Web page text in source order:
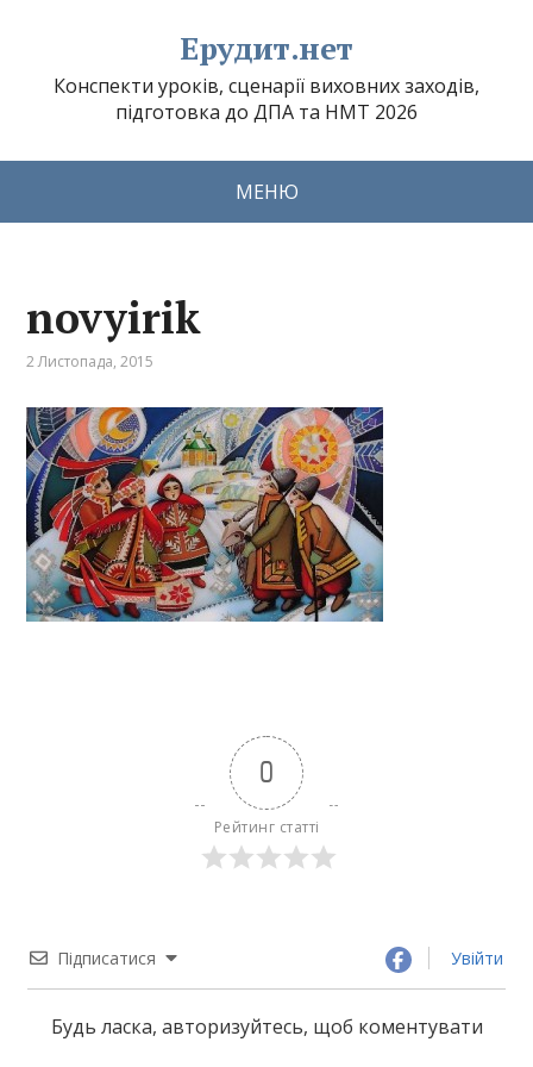
Ерудит.нет
Конспекти уроків, сценарії виховних заходів,
підготовка до ДПА та НМТ 2026
МЕНЮ
novyirik
2 Листопада, 2015
0
Рейтинг статті
Підписатися Увійти
Будь ласка, авторизуйтесь, щоб коментувати